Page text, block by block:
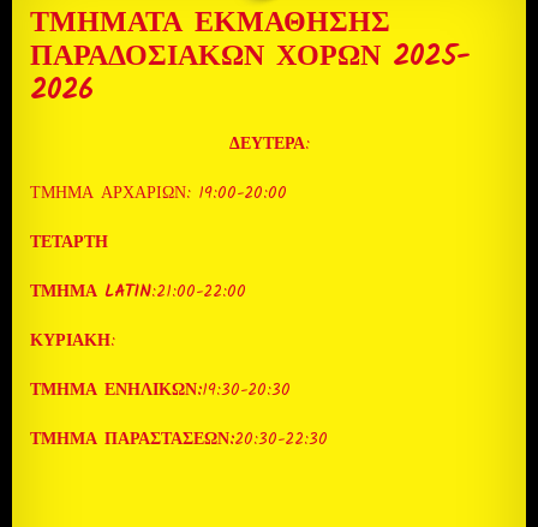
ΤΜΗΜΑΤΑ ΕΚΜΑΘΗΣΗΣ
ΠΑΡΑΔΟΣΙΑΚΩΝ ΧΟΡΩΝ 2025-
2026
ΔΕΥΤΕΡΑ:
ΤΜΗΜΑ ΑΡΧΑΡΙΩΝ: 19:00-20:00
ΤΕΤΑΡΤΗ
ΤΜΗΜΑ LATIN:21:00-22:00
ΚΥΡΙΑΚΗ:
ΤΜΗΜΑ ΕΝΗΛΙΚΩΝ:19:30-20:30
ΤΜΗΜΑ ΠΑΡΑΣΤΑΣΕΩΝ:20:30-22:30